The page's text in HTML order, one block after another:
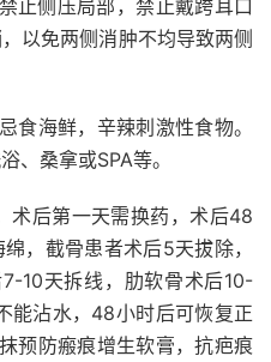
止侧压局部，禁止戴跨耳口
以免两侧消肿不均导致两侧
食海鲜，辛辣刺激性食物。
、桑拿或SPA等。
术后第一天需换药，术后48
，截骨患者术后5天拔除，
10天拆线，肋软骨术后10-
能沾水，48小时后可恢复正
预防瘢痕增生软膏，抗疤痕